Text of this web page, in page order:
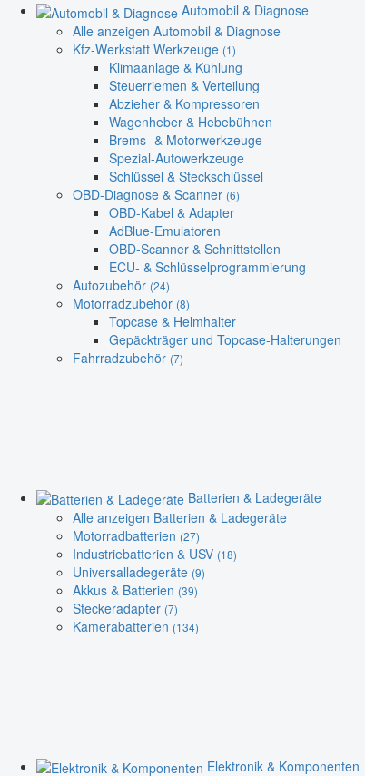
Automobil & Diagnose
Alle anzeigen Automobil & Diagnose
Kfz-Werkstatt Werkzeuge (1)
Klimaanlage & Kühlung
Steuerriemen & Verteilung
Abzieher & Kompressoren
Wagenheber & Hebebühnen
Brems- & Motorwerkzeuge
Spezial-Autowerkzeuge
Schlüssel & Steckschlüssel
OBD-Diagnose & Scanner (6)
OBD-Kabel & Adapter
AdBlue-Emulatoren
OBD-Scanner & Schnittstellen
ECU- & Schlüsselprogrammierung
Autozubehör (24)
Motorradzubehör (8)
Topcase & Helmhalter
Gepäckträger und Topcase-Halterungen
Fahrradzubehör (7)
Batterien & Ladegeräte
Alle anzeigen Batterien & Ladegeräte
Motorradbatterien (27)
Industriebatterien & USV (18)
Universalladegeräte (9)
Akkus & Batterien (39)
Steckeradapter (7)
Kamerabatterien (134)
Elektronik & Komponenten